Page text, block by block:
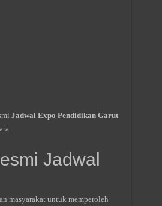
Jadwal Expo Pendidikan Garut
Jadwal
masyarakat untuk memperoleh